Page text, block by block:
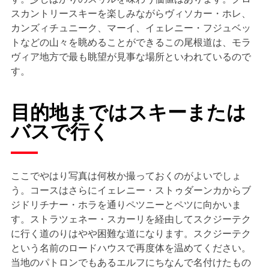
スカントリースキーを楽しみながらヴィソカー・ホレ、
カンズィチュニーク、マーイ、イェレニー・フジュベッ
トなどの山々を眺めることができるこの尾根道は、モラ
ヴィア地方で最も眺望が見事な場所といわれているので
す。
目的地まではスキーまたは
バスで行く
ここでやはり写真は何枚か撮っておくのがよいでしょ
う。コースはさらにイェレニー・ストゥダーンカからブ
ジドリチナー・ホラを通りペツニーとペツに向かいま
す。ストラツェネー・スカーリを経由してスクジーテク
に行く道のりはやや困難な道になります。スクジーテク
という名前のロードハウスで再度体を温めてください。
当地のパトロンでもあるエルフにちなんで名付けたもの